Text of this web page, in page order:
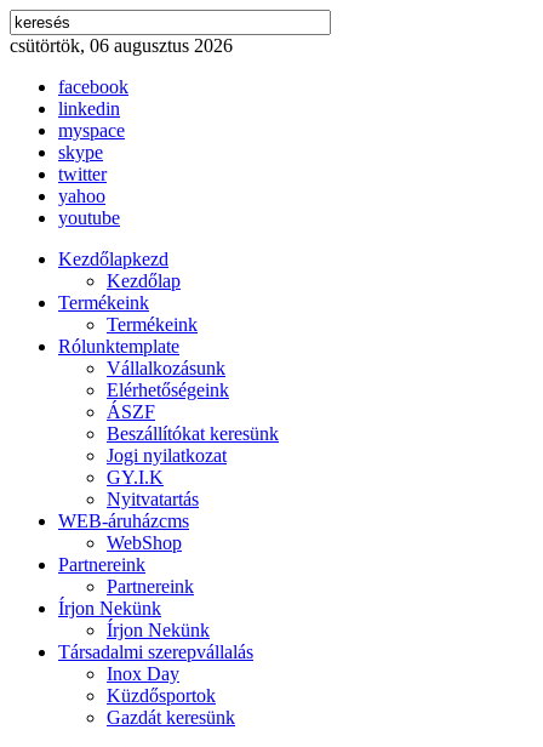
csütörtök, 06 augusztus 2026
facebook
linkedin
myspace
skype
twitter
yahoo
youtube
Kezdőlapkezd
Kezdőlap
Termékeink
Termékeink
Rólunktemplate
Vállalkozásunk
Elérhetőségeink
ÁSZF
Beszállítókat keresünk
Jogi nyilatkozat
GY.I.K
Nyitvatartás
WEB-áruházcms
WebShop
Partnereink
Partnereink
Írjon Nekünk
Írjon Nekünk
Társadalmi szerepvállalás
Inox Day
Küzdősportok
Gazdát keresünk